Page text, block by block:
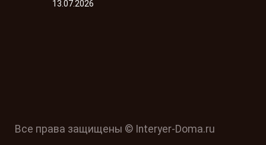
13.07.2026
Все права защищены © Interyer-Doma.ru